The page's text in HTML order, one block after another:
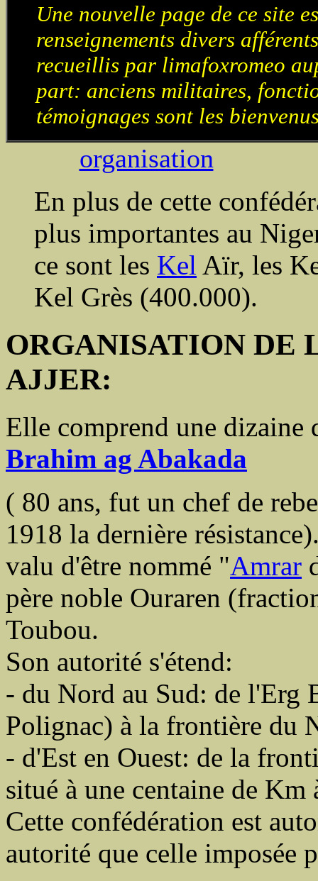
Une nouvelle page de ce site
renseignements divers
recueillis par limafoxromeo
part: anciens militaires,
témoignages sont les
organisation
En plus de cette
plus importantes au
ce sont les Kel Aïr, les
Kel Grès (400.000).
ORGANISATION DE
AJJER:
Elle comprend une dizaine
Brahim ag Abakada
( 80 ans, fut un chef de
1918 la dernière
valu d'être nommé "Amrar
père noble Ouraren
Toubou.
Son autorité s'étend:
- du Nord au Sud: de l'Erg
Polignac) à la frontière du
- d'Est en Ouest: de la
situé à une centaine de Km
Cette confédération est
autorité que celle imposée